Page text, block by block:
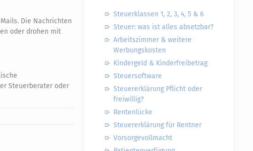
Die Nachrichten
oder drohen mit
Steuerberater oder
Steuerklassen 1, 2, 3, 4, 5 & 6
Steuer: was ist alles absetzbar?
Arbeitszimmer & weitere
Werbungskosten
Kindergeld & Kinderfreibetrag
Steuersoftware
Steuererklärung Pflicht oder
freiwillig?
Rentenlücke
Steuererklärung für Rentner
Vorsorgevollmacht